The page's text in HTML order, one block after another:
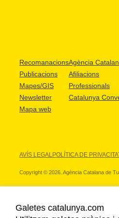
Recomanacions
Publicacions
Mapes/GIS
Newsletter
Mapa web
Agència
Afiliacions
Professionals
Catalunya
AVÍS LEGALPOLÍTICA DE
Copyright © 2026. Agència Catalana de
Galetes catalunya.com